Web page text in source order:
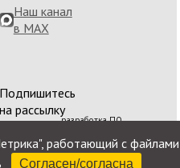
Наш канал
в MAX
Подпишитесь
на рассылку
разработка ПО
сайта
работающий с файлами
Согласен/согласна